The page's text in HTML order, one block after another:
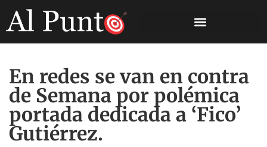
En redes se van en contra
de Semana por polémica
portada dedicada a ‘Fico’
Gutiérrez.